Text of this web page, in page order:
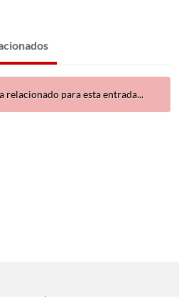
para esta entrada...
|